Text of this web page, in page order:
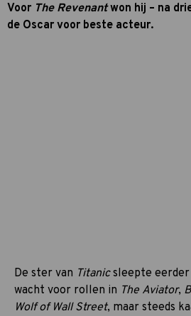
Voor The Revenantwon hij – na
de Oscar voor beste acteur.
De ster van Titanicsleepte
wacht voor rollen in The Aviator,
Wolf of Wall Street, maar steeds